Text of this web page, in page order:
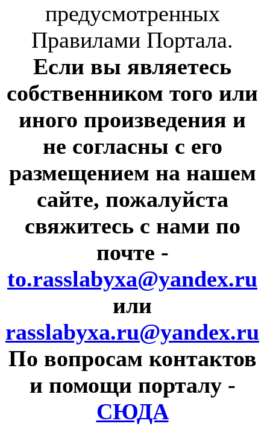
предусмотренных
Правилами Портала.
Если вы являетесь
собственником того или
иного произведения и
не согласны с его
размещением на нашем
сайте, пожалуйста
свяжитесь с нами по
почте -
to.rasslabyxa@yandex.ru
или
rasslabyxa.ru@yandex.ru
По вопросам контактов
и помощи порталу -
СЮДА